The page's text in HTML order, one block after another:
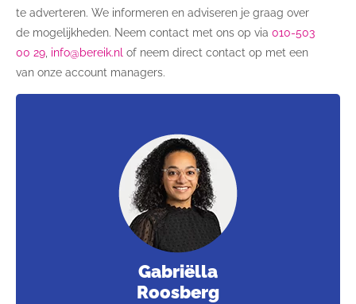
te adverteren. We informeren en adviseren je graag over
de mogelijkheden. Neem contact met ons op via 010-503
00 29 info@bereik.nl of neem direct contact op met een
van onze account managers.
Gabriëlla
Roosberg